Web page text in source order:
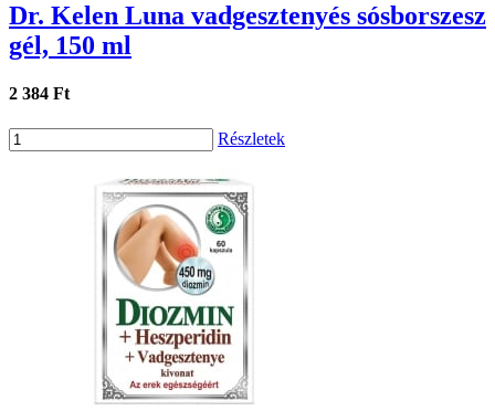
Dr. Kelen Luna vadgesztenyés sósborszesz
gél, 150 ml
2 384 Ft
Részletek